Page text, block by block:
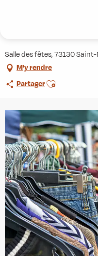
Salle des fêtes, 73130
M'y rendre
PartagerAjouter aux